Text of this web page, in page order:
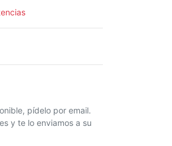
pídelo por email.
y te lo enviamos a su